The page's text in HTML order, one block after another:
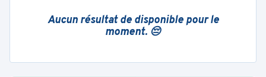
Aucun résultat de disponible pour le
moment. 😔